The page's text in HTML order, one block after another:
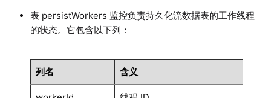
表 persistWorkers 监控负责持久化流数据表的工作线程
的状态。它包含以下列：
列名 含义